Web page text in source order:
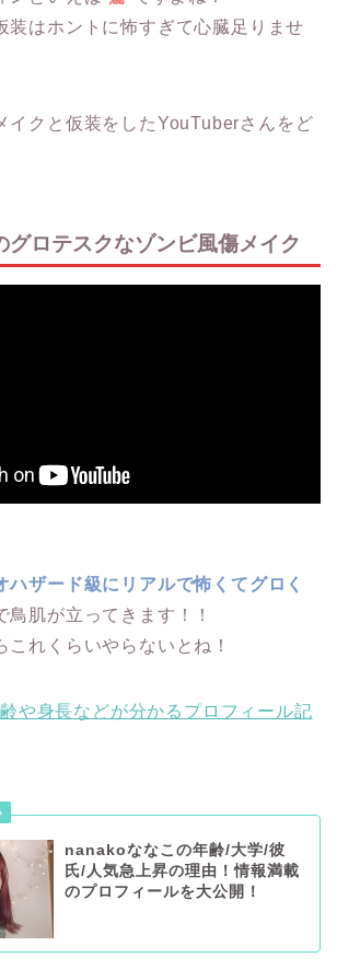
装はホントに怖すぎて心臓足りませ
イクと仮装をしたYouTuberさんをど
ロテスクなゾンビ風傷メイク
ハザード級にリアルで怖くてグロく
鳥肌が立ってきます！！
これくらいやらないとね！
や身長などが分かるプロフィール記
nanakoななこの年齢/大学/彼
氏/人気急上昇の理由！情報満載
のプロフィールを大公開！